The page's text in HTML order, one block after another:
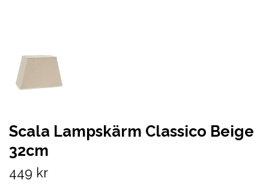
Scala Lampskärm Classico Beige
32cm
449 kr